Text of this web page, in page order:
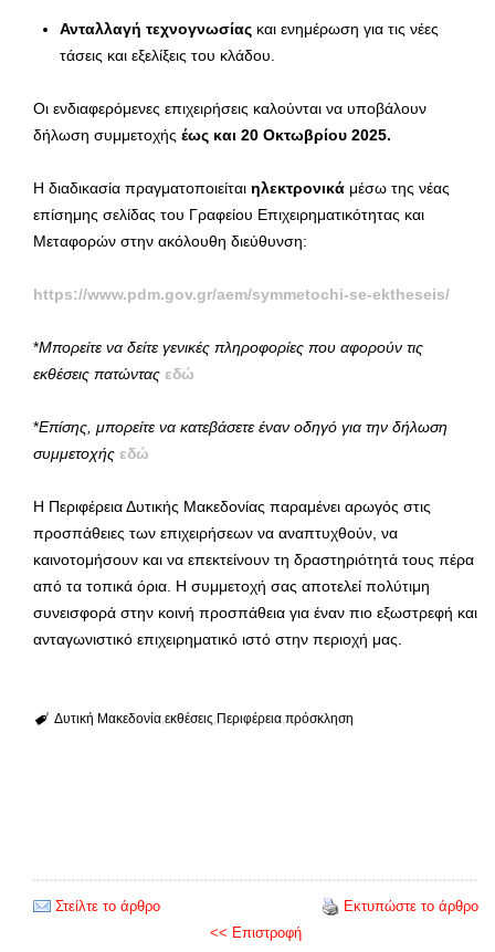
Ανταλλαγή τεχνογνωσίας και ενημέρωση για τις νέες
τάσεις και εξελίξεις του κλάδου.
Οι ενδιαφερόμενες επιχειρήσεις καλούνται να υποβάλουν
δήλωση συμμετοχής έως και 20 Οκτωβρίου 2025.
Η διαδικασία πραγματοποιείται ηλεκτρονικά μέσω της νέας
επίσημης σελίδας του Γραφείου Επιχειρηματικότητας και
Μεταφορών στην ακόλουθη διεύθυνση:
https://www.pdm.gov.gr/aem/symmetochi-se-ektheseis/
*Μπορείτε να δείτε γενικές πληροφορίες που αφορούν τις
εκθέσεις πατώντας εδώ
*Επίσης, μπορείτε να κατεβάσετε έναν οδηγό για την δήλωση
συμμετοχής εδώ
Η Περιφέρεια Δυτικής Μακεδονίας παραμένει αρωγός στις
προσπάθειες των επιχειρήσεων να αναπτυχθούν, να
καινοτομήσουν και να επεκτείνουν τη δραστηριότητά τους πέρα
από τα τοπικά όρια. Η συμμετοχή σας αποτελεί πολύτιμη
συνεισφορά στην κοινή προσπάθεια για έναν πιο εξωστρεφή και
ανταγωνιστικό επιχειρηματικό ιστό στην περιοχή μας.
Δυτική Μακεδονία εκθέσεις Περιφέρεια πρόσκληση
Στείλτε το άρθρο
Εκτυπώστε το άρθρο
<< Επιστροφή